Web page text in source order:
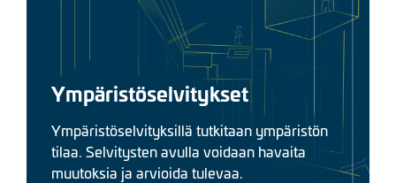
Ympäristöselvitykset
Ympäristöselvityksillä tutkitaan ympäristön
tilaa. Selvitysten avulla voidaan havaita
muutoksia ja arvioida tulevaa.